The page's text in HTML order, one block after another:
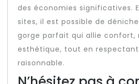
des économies significatives.
sites, il est possible de
gorge parfait qui allie confort,
esthétique, tout en
raisonnable.